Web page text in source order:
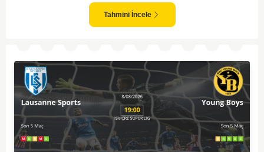
genellikle maçlarda gol yollarında etkili olurken, Grasshoppers savunma
anlamında zaman zaman sorunlar yaşayabiliyor. Bu durumda,
karşılaşmanın gollü geçmesi muhtemel gözüküyor. İki takımın oyun tarzını
Tahmini İncele